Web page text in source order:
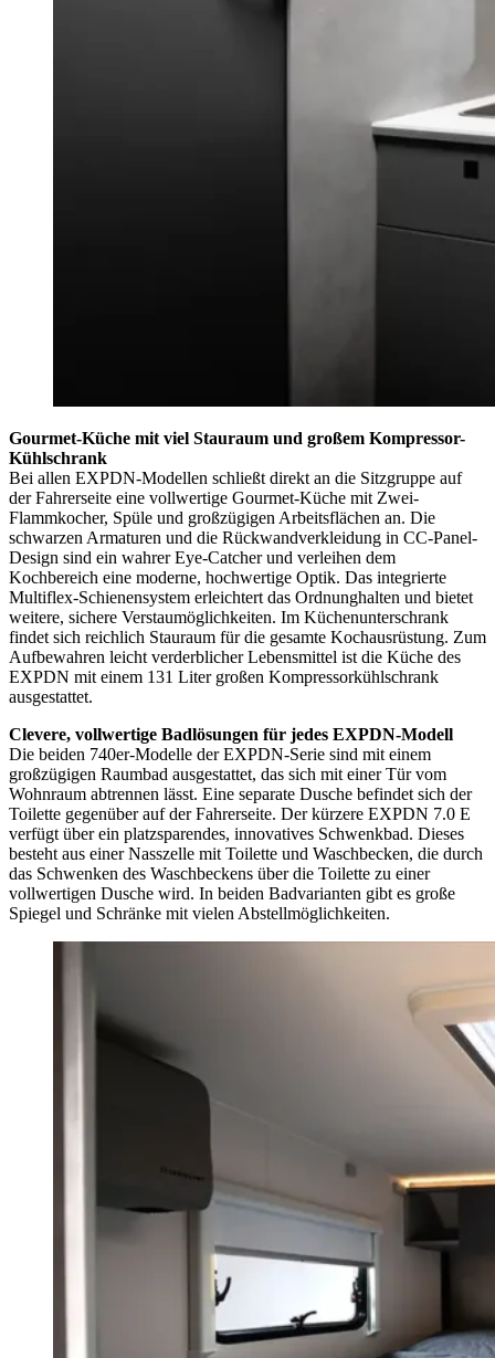
Gourmet-Küche mit viel Stauraum und großem Kompressor-
Kühlschrank
Bei allen EXPDN-Modellen schließt direkt an die Sitzgruppe auf
der Fahrerseite eine vollwertige Gourmet-Küche mit Zwei-
Flammkocher, Spüle und großzügigen Arbeitsflächen an. Die
schwarzen Armaturen und die Rückwandverkleidung in CC-Panel-
Design sind ein wahrer Eye-Catcher und verleihen dem
Kochbereich eine moderne, hochwertige Optik. Das integrierte
Multiflex-Schienensystem erleichtert das Ordnunghalten und bietet
weitere, sichere Verstaumöglichkeiten. Im Küchenunterschrank
findet sich reichlich Stauraum für die gesamte Kochausrüstung. Zum
Aufbewahren leicht verderblicher Lebensmittel ist die Küche des
EXPDN mit einem 131 Liter großen Kompressorkühlschrank
ausgestattet.
Clevere, vollwertige Badlösungen für jedes EXPDN-Modell
Die beiden 740er-Modelle der EXPDN-Serie sind mit einem
großzügigen Raumbad ausgestattet, das sich mit einer Tür vom
Wohnraum abtrennen lässt. Eine separate Dusche befindet sich der
Toilette gegenüber auf der Fahrerseite. Der kürzere EXPDN 7.0 E
verfügt über ein platzsparendes, innovatives Schwenkbad. Dieses
besteht aus einer Nasszelle mit Toilette und Waschbecken, die durch
das Schwenken des Waschbeckens über die Toilette zu einer
vollwertigen Dusche wird. In beiden Badvarianten gibt es große
Spiegel und Schränke mit vielen Abstellmöglichkeiten.